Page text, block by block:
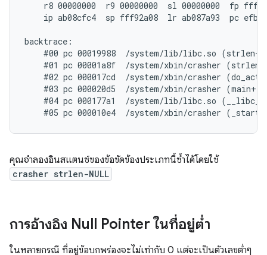
r8 00000000  r9 00000000  sl 00000000  fp
ip ab08cfc4  sp fff92a08  lr ab087a93  pc
backtrace:
#00 pc 00019988  /system/lib/libc.so
#01 pc 00001a8f  /system/xbin/crasher
#02 pc 000017cd  /system/xbin/crasher
#03 pc 000020d5  /system/xbin/crasher
#04 pc 000177a1  /system/lib/libc.so
คุณจำลองอินสแตนซ์ของข้อขัดข้องประเภทนี้ซ้ำได้โดยใช้
crasher strlen-NULL
การอ้างอิง Null Pointer ในที่อยู่ต่ำ
ในหลายกรณี ที่อยู่ข้อบกพร่องจะไม่เท่ากับ 0 แต่จะเป็นตัวเลขต่ำๆ